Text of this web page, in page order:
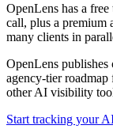
OpenLens has a
call, plus a premium
many clients in
OpenLens
agency-tier
other AI visibility
Start tracking your